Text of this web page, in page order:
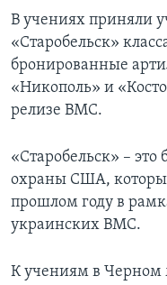
В учениях приняли
«Старобельск»
бронированные
«Никополь» и
релизе ВМС.
«Старобельск» –
охраны США,
прошлом году в
украинских ВМС.
К учениям в Черном